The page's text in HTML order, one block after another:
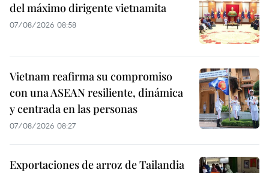
del máximo dirigente vietnamita
07/08/2026 08:58
Vietnam reafirma su compromiso
con una ASEAN resiliente, dinámica
y centrada en las personas
07/08/2026 08:27
Exportaciones de arroz de Tailandia